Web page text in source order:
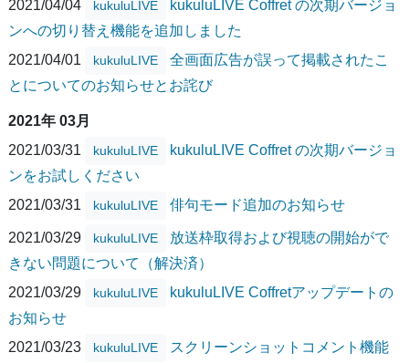
2021/04/04
kukuluLIVE
kukuluLIVE Coffret の次期バージョ
ンへの切り替え機能を追加しました
2021/04/01
kukuluLIVE
全画面広告が誤って掲載されたこ
とについてのお知らせとお詫び
2021年 03月
2021/03/31
kukuluLIVE
kukuluLIVE Coffret の次期バージョ
ンをお試しください
2021/03/31
kukuluLIVE 俳句モード追加のお知らせ
2021/03/29 kukuluLIVE
放送枠取得および視聴の開始がで
きない問題について（解決済）
2021/03/29
kukuluLIVE
kukuluLIVE Coffretアップデートの
お知らせ
2021/03/23
kukuluLIVE
スクリーンショットコメント機能